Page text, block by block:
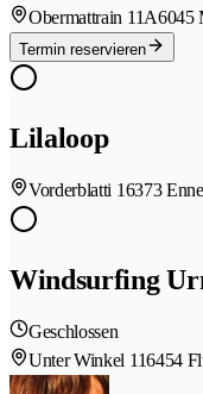
Obermattrain 11A6045
Termin reservieren
Lilaloop
Vorderblatti 16373
Windsurfing
Geschlossen
Unter Winkel 116454